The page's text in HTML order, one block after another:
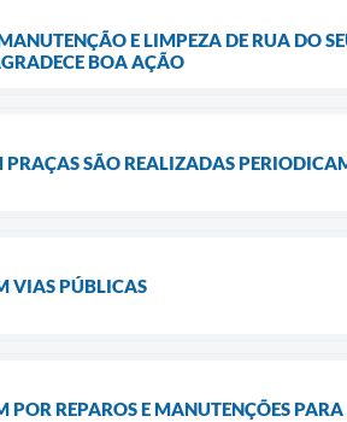
E LIMPEZA DE RUA DO
BOA AÇÃO
SÃO REALIZADAS
VIAS PÚBLICAS
POR REPAROS E MANUTENÇÕES